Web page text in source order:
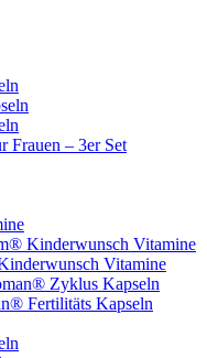
Frauen – 3er Set
Kinderwunsch Vitamine
Vitamine
Zyklus Kapseln
Fertilitäts Kapseln